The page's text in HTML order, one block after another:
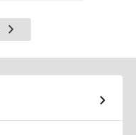
Pagina
successiva